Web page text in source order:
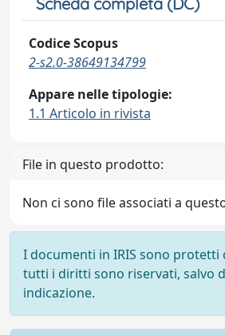
Codice Scopus
2-s2.0-38649134799
Appare nelle tipologie:
1.1 Articolo in rivista
File in questo prodotto:
Non ci sono file associati a
I documenti in IRIS sono protetti
tutti i diritti sono riservati, salvo
indicazione.